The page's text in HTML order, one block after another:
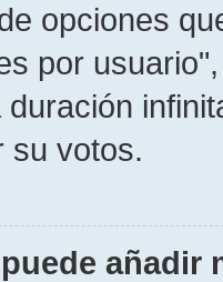
opciones
por
su votos.
añadir